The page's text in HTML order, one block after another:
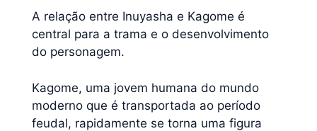
A relação entre Inuyasha e Kagome é
central para a trama e o desenvolvimento
do personagem.
Kagome, uma jovem humana do mundo
moderno que é transportada ao período
feudal, rapidamente se torna uma figura